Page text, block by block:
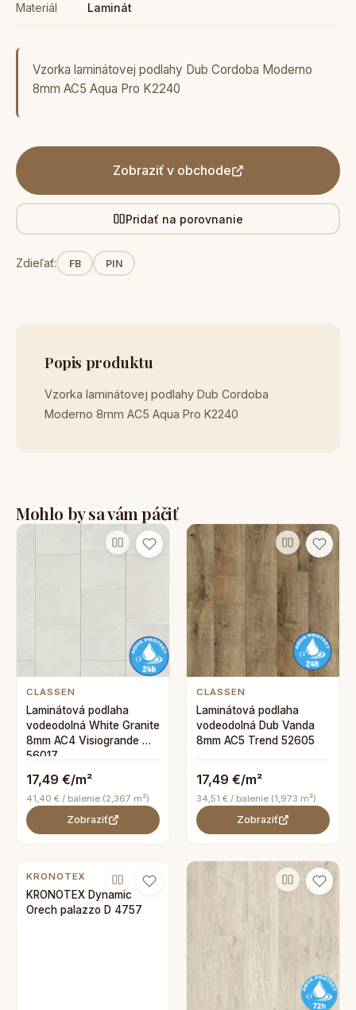
Materiál Laminát
Vzorka laminátovej podlahy Dub Cordoba Moderno
8mm AC5 Aqua Pro K2240
Zobraziť v obchode
Pridať na porovnanie
Zdieľať: FB PIN
Popis produktu
Vzorka laminátovej podlahy Dub Cordoba
Moderno 8mm AC5 Aqua Pro K2240
Mohlo by sa vám páčiť
CLASSEN
Laminátová podlaha
vodeodolná White Granite
8mm AC4 Visiogrande WR
56017
17,49 €/m²
41,40 € / balenie (2,367 m²)
Zobraziť
CLASSEN
Laminátová podlaha
vodeodolná Dub Vanda
8mm AC5 Trend 52605
17,49 €/m²
34,51 € / balenie (1,973 m²)
Zobraziť
KRONOTEX
KRONOTEX Dynamic
Orech palazzo D 4757